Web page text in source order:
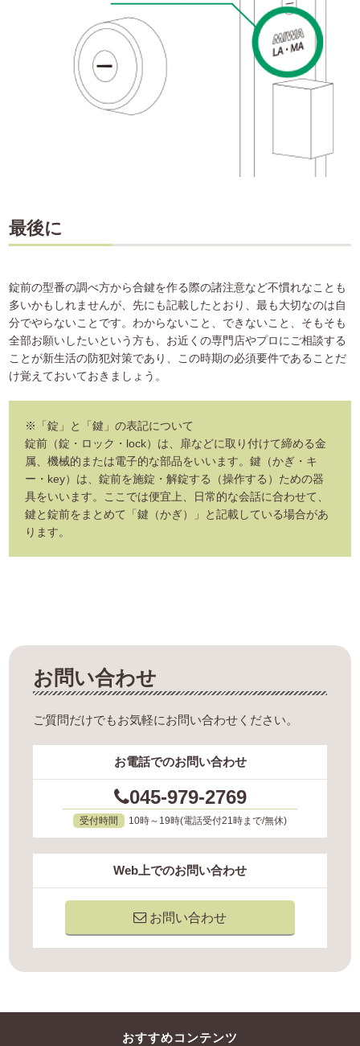
最後に
錠前の型番の調べ方から合鍵を作る際の諸注意など不慣れなことも
多いかもしれませんが、先にも記載したとおり、最も大切なのは自
分でやらないことです。わからないこと、できないこと、そもそも
全部お願いしたいという方も、お近くの専門店やプロにご相談する
ことが新生活の防犯対策であり、この時期の必須要件であることだ
け覚えておいておきましょう。
※「錠」と「鍵」の表記について
錠前（錠・ロック・lock）は、扉などに取り付けて締める金
属、機械的または電子的な部品をいいます。鍵（かぎ・キ
ー・key）は、錠前を施錠・解錠する（操作する）ための器
具をいいます。ここでは便宜上、日常的な会話に合わせて、
鍵と錠前をまとめて「鍵（かぎ）」と記載している場合があ
ります。
お問い合わせ
ご質問だけでもお気軽にお問い合わせください。
お電話でのお問い合わせ
045-979-2769
受付時間 10時～19時(電話受付21時まで/無休)
Web上でのお問い合わせ
お問い合わせ
おすすめコンテンツ